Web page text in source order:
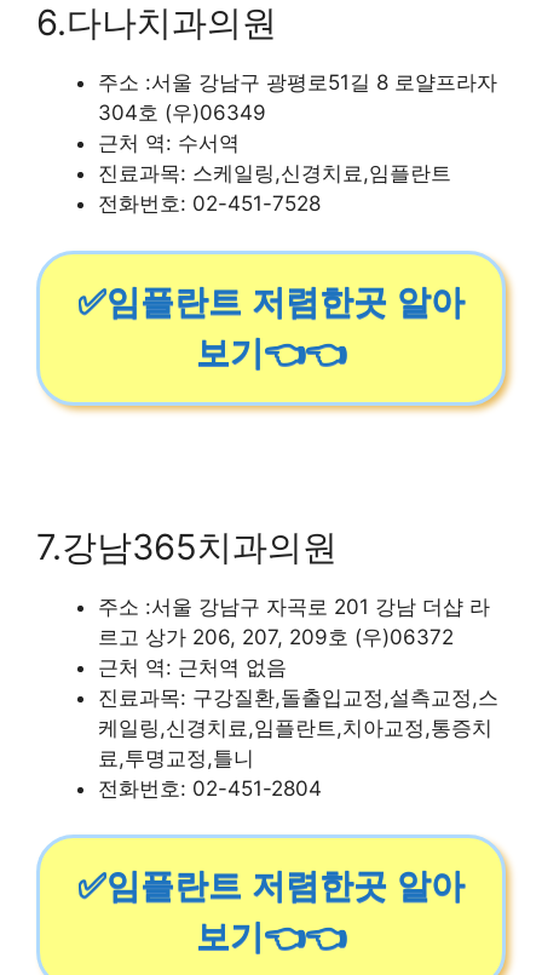
6.다나치과의원
주소 :서울 강남구 광평로51길 8 로얄프라자
304호 (우)06349
근처 역: 수서역
진료과목: 스케일링,신경치료,임플란트
전화번호: 02-451-7528
✅임플란트 저렴한곳 알아
보기👈👈
7.강남365치과의원
주소 :서울 강남구 자곡로 201 강남 더샵 라
르고 상가 206, 207, 209호 (우)06372
근처 역: 근처역 없음
진료과목: 구강질환,돌출입교정,설측교정,스
케일링,신경치료,임플란트,치아교정,통증치
료,투명교정,틀니
전화번호: 02-451-2804
✅임플란트 저렴한곳 알아
보기👈👈